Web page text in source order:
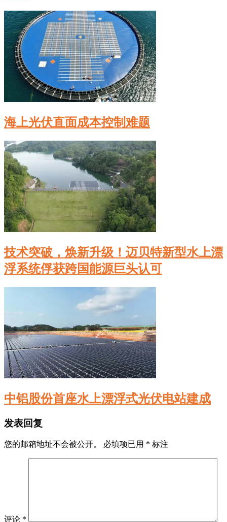
海上光伏直面成本控制难题
技术突破，焕新升级！迈贝特新型水上漂
浮系统俘获跨国能源巨头认可
中铝股份首座水上漂浮式光伏电站建成
发表回复
您的邮箱地址不会被公开。 必填项已用 * 标注
评论 *